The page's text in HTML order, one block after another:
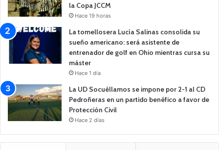
la Copa JCCM
Hace 19 horas
La tomellosera Lucía Salinas consolida su
sueño americano: será asistente de
entrenador de golf en Ohio mientras cursa su
máster
Hace 1 día
La UD Socuéllamos se impone por 2-1 al CD
Pedroñeras en un partido benéfico a favor de
Protección Civil
Hace 2 días